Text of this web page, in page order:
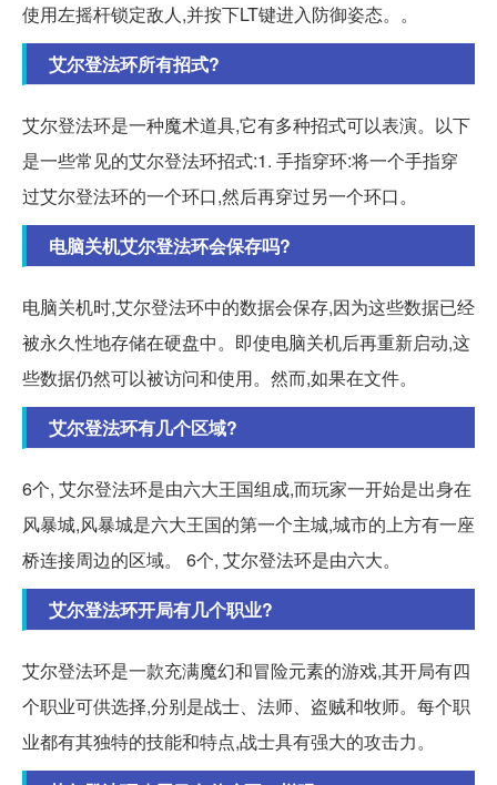
使用左摇杆锁定敌人,并按下LT键进入防御姿态。。
艾尔登法环所有招式?
艾尔登法环是一种魔术道具,它有多种招式可以表演。以下
是一些常见的艾尔登法环招式:1. 手指穿环:将一个手指穿
过艾尔登法环的一个环口,然后再穿过另一个环口。
电脑关机艾尔登法环会保存吗?
电脑关机时,艾尔登法环中的数据会保存,因为这些数据已经
被永久性地存储在硬盘中。即使电脑关机后再重新启动,这
些数据仍然可以被访问和使用。然而,如果在文件。
艾尔登法环有几个区域?
6个, 艾尔登法环是由六大王国组成,而玩家一开始是出身在
风暴城,风暴城是六大王国的第一个主城,城市的上方有一座
桥连接周边的区域。 6个, 艾尔登法环是由六大。
艾尔登法环开局有几个职业?
艾尔登法环是一款充满魔幻和冒险元素的游戏,其开局有四
个职业可供选择,分别是战士、法师、盗贼和牧师。每个职
业都有其独特的技能和特点,战士具有强大的攻击力。